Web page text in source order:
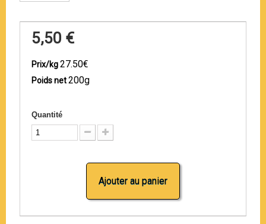
5,50 €
Prix/kg27.50€
Poids net200g
Quantité
Ajouter au panier